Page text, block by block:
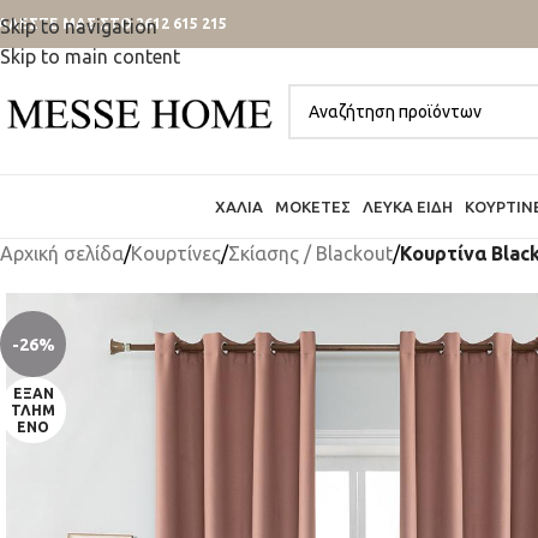
Skip to navigation
Skip to main content
ΜΑΣ ΣΤΟ 2612 615 215
ΧΑΛΙΆ ΜΟΚΈΤΕΣ ΛΕΥΚΆ ΕΊΔΗ
Αρχική σελίδα/Κουρτίνες/Σκίασης / Blackout/Κουρτίνα
-26%
ΕΞΑΝ
ΤΛΗΜ
ΈΝΟ